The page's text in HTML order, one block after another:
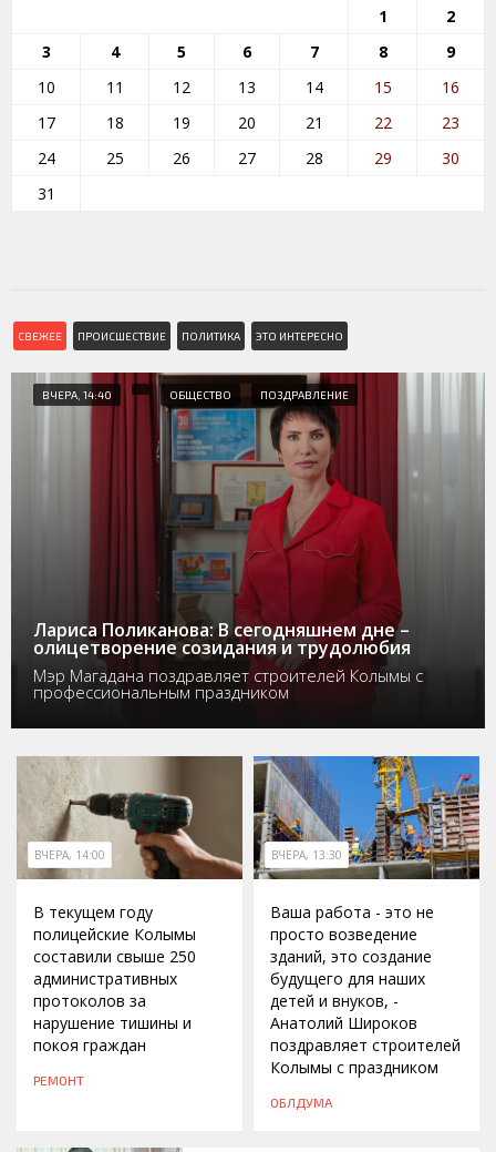
1
2
3
4 5 6 7 8
9
10
11 12 13 14 15
16
17
18 19 20 21 22
23
24
25 26 27 28 29
30
31
СВЕЖЕЕ ПРОИСШЕСТВИЕ ПОЛИТИКА ЭТО ИНТЕРЕСНО
ВЧЕРА, 14:40 ОБЩЕСТВО ПОЗДРАВЛЕНИЕ
Лариса Поликанова: В сегодняшнем дне –
олицетворение созидания и трудолюбия
Мэр Магадана поздравляет строителей Колымы с
профессиональным праздником
ВЧЕРА, 14:00
В текущем году
полицейские Колымы
составили свыше 250
административных
протоколов за
нарушение тишины и
покоя граждан
РЕМОНТ
ВЧЕРА, 13:30
Ваша работа - это не
просто возведение
зданий, это создание
будущего для наших
детей и внуков, -
Анатолий Широков
поздравляет строителей
Колымы с праздником
ОБЛДУМА